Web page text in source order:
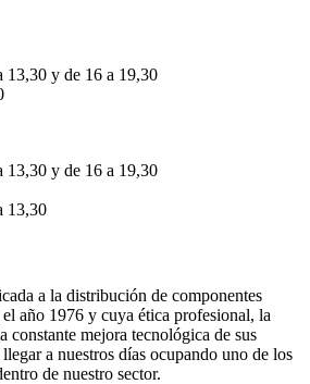
13,30 y de 16 a 19,30
13,30 y de 16 a 19,30
13,30
a la distribución de componentes
año 1976 y cuya ética profesional, la
constante mejora tecnológica de sus
a nuestros días ocupando uno de los
de nuestro sector.